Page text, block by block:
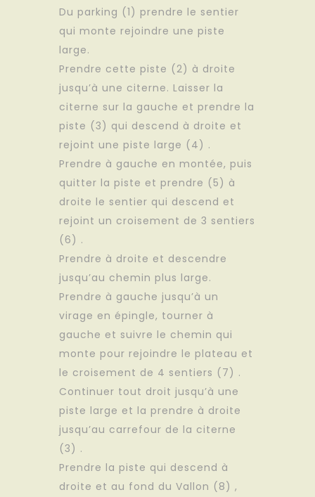
Du parking (1) prendre le sentier
qui monte rejoindre une piste
large.
Prendre cette piste (2) à droite
jusqu’à une citerne. Laisser la
citerne sur la gauche et prendre la
piste (3) qui descend à droite et
rejoint une piste large (4) .
Prendre à gauche en montée, puis
quitter la piste et prendre (5) à
droite le sentier qui descend et
rejoint un croisement de 3 sentiers
(6) .
Prendre à droite et descendre
jusqu’au chemin plus large.
Prendre à gauche jusqu’à un
virage en épingle, tourner à
gauche et suivre le chemin qui
monte pour rejoindre le plateau et
le croisement de 4 sentiers (7) .
Continuer tout droit jusqu’à une
piste large et la prendre à droite
jusqu’au carrefour de la citerne
(3) .
Prendre la piste qui descend à
droite et au fond du Vallon (8) ,